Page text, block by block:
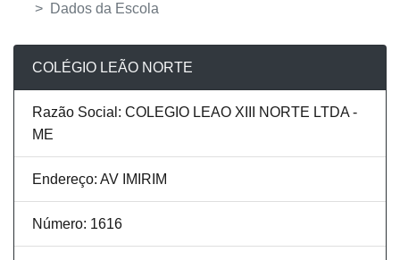
Dados da Escola
COLÉGIO LEÃO NORTE
Razão Social: COLEGIO LEAO XIII NORTE LTDA -
ME
Endereço: AV IMIRIM
Número: 1616